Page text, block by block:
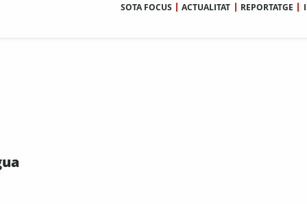
SOTA FOCUS ACTUALITAT REPORTATGE